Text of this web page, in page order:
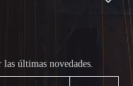
últimas novedades.